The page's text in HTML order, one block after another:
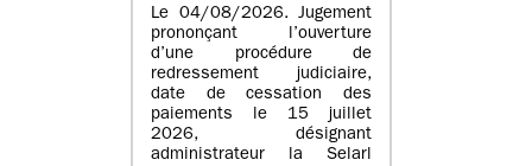
Le 04/08/2026. Jugement
prononçant l’ouverture
d’une procédure de
redressement judiciaire,
date de cessation des
paiements le 15 juillet
2026, désignant
administrateur la Selarl